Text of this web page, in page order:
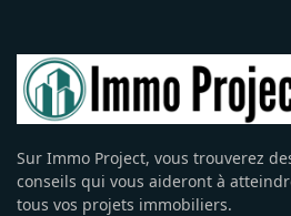
Sur Immo Project, vous trouverez
conseils qui vous aideront à
tous vos projets immobiliers.